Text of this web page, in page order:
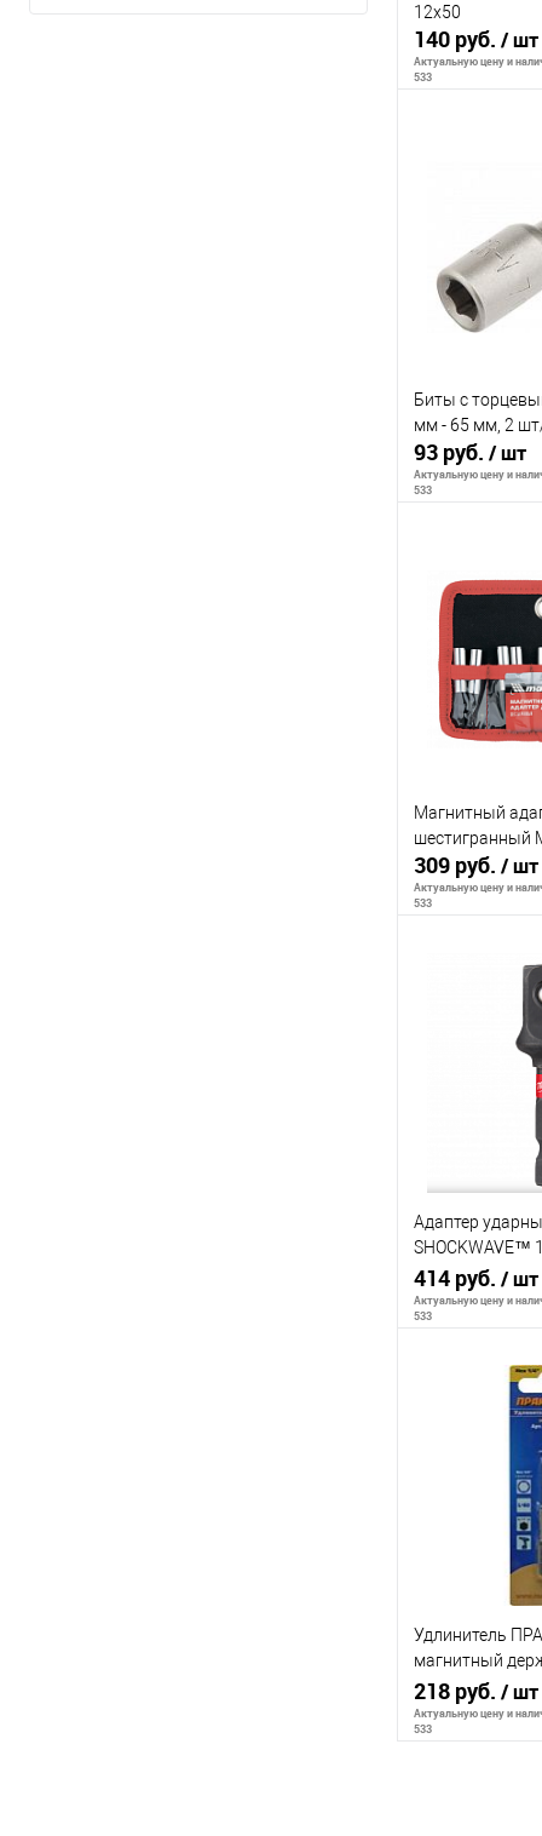
12x50
140 руб. / шт
Актуальную цену и
533
К сравнению
В избранное
Биты с
мм - 65 мм, 2
93 руб. / шт
Актуальную цену и
533
В
К сравнению
В избранное
Магнитный
шестигранный
309 руб. / шт
Актуальную цену и
533
В
К сравнению
Адаптер
SHOCKWAVE™
GEN II
414 руб. / шт
Актуальную цену и
533
В
К сравнению
В избранное
Удлинитель
магнитный
бит 1/4"
блистер
218 руб. / шт
Актуальную цену и
533